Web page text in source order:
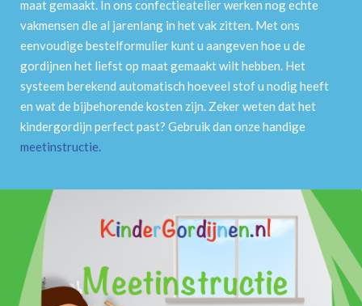
maat gemaakt. In ons confectieatelier werken nog echte
vakmensen die al jarenlang in het vak zitten. Met ons
eenvoudige bestelformulier kunt u aangeven hoe u de
gordijnen het liefst op maat gemaakt wilt hebben. Het
systeem berekend automatisch hoeveel stof u nodig heeft
en wat de bijbehorende kosten zijn. Zeker weten dat het
kindergordijn perfect past? Gebruik dan onze handige
meetinstructie.